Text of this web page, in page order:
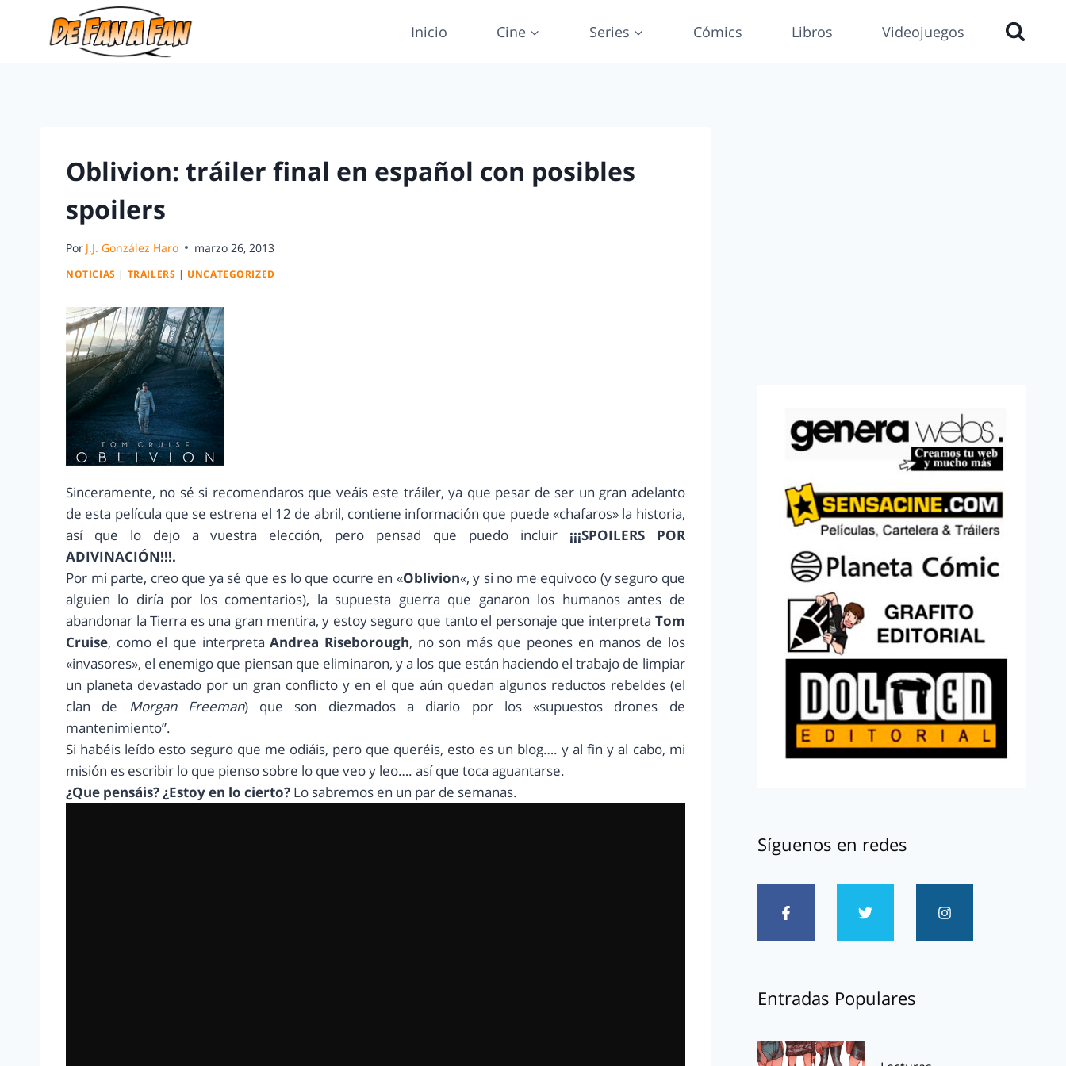
Inicio Cine Series Cómics Libros Videojuegos
Oblivion: tráiler final en español con posibles
spoilers
Por J.J. González Haro marzo 26, 2013
NOTICIAS | TRAILERS | UNCATEGORIZED
Sinceramente, no sé si recomendaros que veáis este tráiler, ya que pesar de ser un gran adelanto
de esta película que se estrena el 12 de abril, contiene información que puede «chafaros» la historia,
así que lo dejo a vuestra elección, pero pensad que puedo incluir ¡¡¡SPOILERS POR
ADIVINACIÓN!!!.
Por mi parte, creo que ya sé que es lo que ocurre en «Oblivion«, y si no me equivoco (y seguro que
alguien lo diría por los comentarios), la supuesta guerra que ganaron los humanos antes de
abandonar la Tierra es una gran mentira, y estoy seguro que tanto el personaje que interpreta Tom
Cruise, como el que interpreta Andrea Riseborough, no son más que peones en manos de los
«invasores», el enemigo que piensan que eliminaron, y a los que están haciendo el trabajo de limpiar
un planeta devastado por un gran conflicto y en el que aún quedan algunos reductos rebeldes (el
clan de Morgan Freeman) que son diezmados a diario por los «supuestos drones de
mantenimiento”.
Si habéis leído esto seguro que me odiáis, pero que queréis, esto es un blog…. y al fin y al cabo, mi
misión es escribir lo que pienso sobre lo que veo y leo…. así que toca aguantarse.
¿Que pensáis? ¿Estoy en lo cierto? Lo sabremos en un par de semanas.
Síguenos en redes
Entradas Populares